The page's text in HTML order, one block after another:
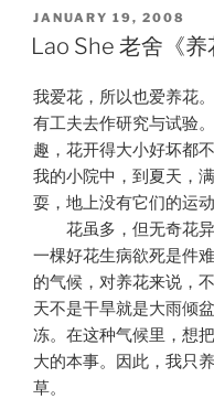
POSTED
ON
JANUARY 19, 2008
Lao She 老舍《养
我爱花，所以也爱养花
有工夫去作研究与试验
趣，花开得大小好坏都
我的小院中，到夏天，
耍，地上没有它们的运动
花虽多，但无奇花异
一棵好花生病欲死是件
的气候，对养花来说，
天不是干旱就是大雨倾
冻。在这种气候里，想
大的本事。因此，我只
草。